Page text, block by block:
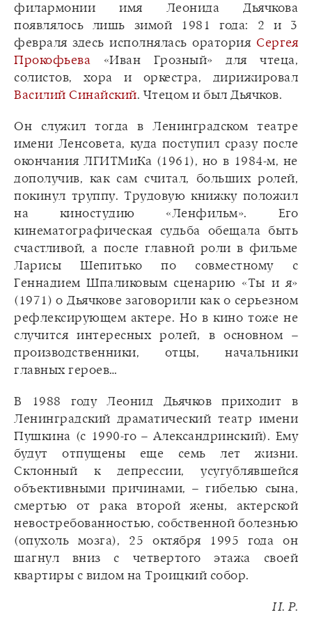
филармонии имя Леонида Дьячкова
появлялось лишь зимой 1981 года: 2 и 3
февраля здесь исполнялась оратория Сергея
Прокофьева «Иван Грозный» для чтеца,
солистов, хора и оркестра, дирижировал
Василий Синайский. Чтецом и был Дьячков.
Он служил тогда в Ленинградском театре
имени Ленсовета, куда поступил сразу после
окончания ЛГИТМиКа (1961), но в 1984-м, не
дополучив, как сам считал, больших ролей,
покинул труппу. Трудовую книжку положил
на киностудию «Ленфильм». Его
кинематографическая судьба обещала быть
счастливой, а после главной роли в фильме
Ларисы Шепитько по совместному с
Геннадием Шпаликовым сценарию «Ты и я»
(1971) о Дьячкове заговорили как о серьезном
рефлексирующем актере. Но в кино тоже не
случится интересных ролей, в основном –
производственники, отцы, начальники
главных героев…
В 1988 году Леонид Дьячков приходит в
Ленинградский драматический театр имени
Пушкина (с 1990-го – Александринский). Ему
будут отпущены еще семь лет жизни.
Склонный к депрессии, усугублявшейся
объективными причинами, – гибелью сына,
смертью от рака второй жены, актерской
невостребованностью, собственной болезнью
(опухоль мозга), 25 октября 1995 года он
шагнул вниз с четвертого этажа своей
квартиры с видом на Троицкий собор.
И. Р.